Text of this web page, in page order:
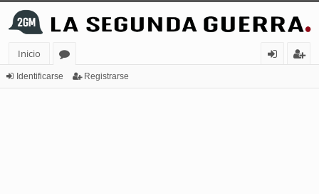
Inicio
or
Identificarse Registrarse